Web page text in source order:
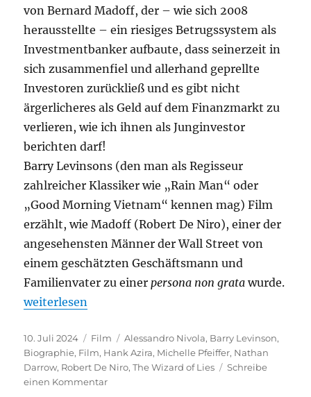
von Bernard Madoff, der – wie sich 2008
herausstellte – ein riesiges Betrugssystem als
Investmentbanker aufbaute, dass seinerzeit in
sich zusammenfiel und allerhand geprellte
Investoren zurückließ und es gibt nicht
ärgerlicheres als Geld auf dem Finanzmarkt zu
verlieren, wie ich ihnen als Junginvestor
berichten darf!
Barry Levinsons (den man als Regisseur
zahlreicher Klassiker wie „Rain Man“ oder
„Good Morning Vietnam“ kennen mag) Film
erzählt, wie Madoff (Robert De Niro), einer der
angesehensten Männer der Wall Street von
einem geschätzten Geschäftsmann und
Familienvater zu einerpersona non grata wurde.
„The Wizard of Lies“
weiterlesen
Veröffentlicht
am
10. Juli 2024 Kategorien
Film Schlagwörter
Alessandro Nivola, Barry Levinson,
Biographie, Film, Hank Azira, Michelle Pfeiffer, Nathan
Darrow, Robert De Niro,The Wizard of Lies
Schreibe
einen Kommentarzu